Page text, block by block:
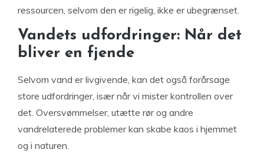
ressourcen, selvom den er rigelig, ikke er ubegrænset.
Vandets udfordringer: Når det
bliver en fjende
Selvom vand er livgivende, kan det også forårsage
store udfordringer, især når vi mister kontrollen over
det. Oversvømmelser, utætte rør og andre
vandrelaterede problemer kan skabe kaos i hjemmet
og i naturen.